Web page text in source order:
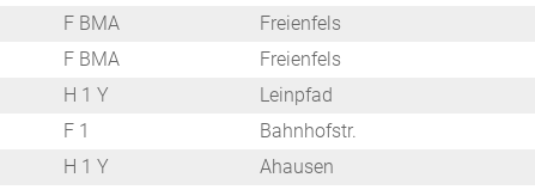
F BMA Freienfels
F BMA Freienfels
H 1 Y Leinpfad
F 1 Bahnhofstr.
H 1 Y Ahausen